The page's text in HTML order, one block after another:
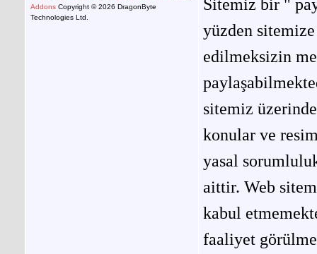
Addons Copyright © 2026 DragonByte
Technologies Ltd.
yüzden
edilmeksizin
sitemiz
konular ve
yasal
aittir. Web
kabul
faaliyet